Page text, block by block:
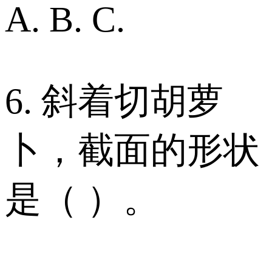
A. B. C.
6. 斜着切胡萝
卜，截面的形状
是（ ）。